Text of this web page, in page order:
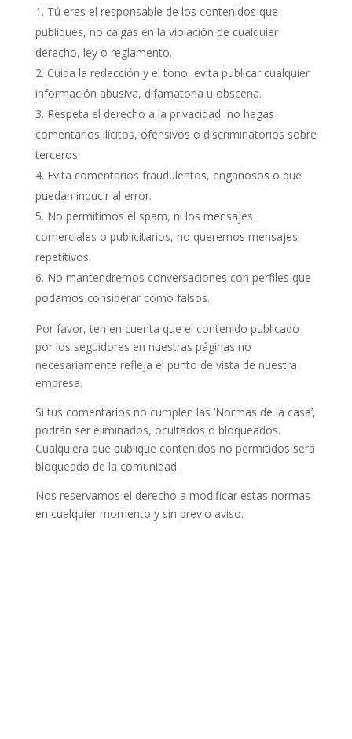
Tú eres el responsable de los contenidos que
publiques, no caigas en la violación de cualquier
derecho, ley o reglamento.
Cuida la redacción y el tono, evita publicar cualquier
información abusiva, difamatoria u obscena.
Respeta el derecho a la privacidad, no hagas
comentarios ilícitos, ofensivos o discriminatorios sobre
terceros.
Evita comentarios fraudulentos, engañosos o que
puedan inducir al error.
No permitimos el spam, ni los mensajes
comerciales o publicitarios, no queremos mensajes
repetitivos.
No mantendremos conversaciones con perfiles que
podamos considerar como falsos.
Por favor, ten en cuenta que el contenido publicado
por los seguidores en nuestras páginas no
necesariamente refleja el punto de vista de nuestra
empresa.
Si tus comentarios no cumplen las ‘Normas de la casa’,
podrán ser eliminados, ocultados o bloqueados.
Cualquiera que publique contenidos no permitidos será
bloqueado de la comunidad.
Nos reservamos el derecho a modificar estas normas
en cualquier momento y sin previo aviso.